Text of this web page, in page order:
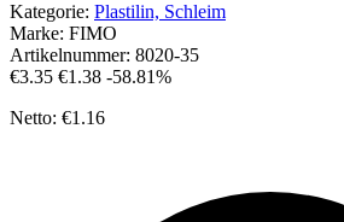
Kategorie: Plastilin, Schleim
Marke: FIMO
Artikelnummer: 8020-35
€3.35 €1.38 -58.81%
Netto: €1.16